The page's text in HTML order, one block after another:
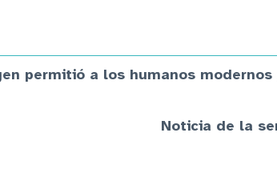
permitió a los humanos
Noticia de la